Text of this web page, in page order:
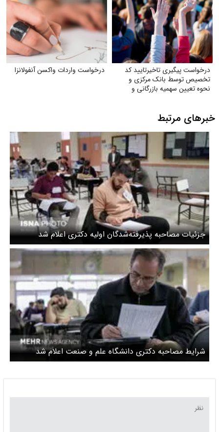
درخواست پیگیری تاخیرتایید کد
تخصیص توسط بانک مرکزی و
نحوه تعیین سهمیه بازرگانی و
درخواست واردات واکسن آنفولانزا
خبرهای مرتبط
جزئیات مصاحبه پذیرفته‌شدگان اولیه دکتری اعلام شد
شرایط مصاحبه دکتری دانشگاه علم و صنعت اعلام شد